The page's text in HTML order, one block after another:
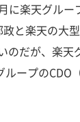
に楽天グルー
と楽天の大
だが、楽天
ープのCDO